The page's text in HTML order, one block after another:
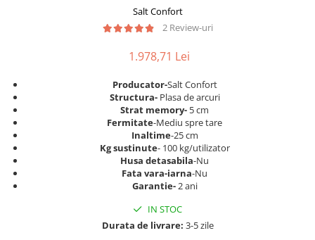
Saltele cu spuma poliuretanica
Saltele 160x200
Saltele 180x200
Top saltele
Top saltele 5 cm
Top saltele 10 cm
Top saltele memory 5 cm
Top saltele MemoHR 6.5 cm
Dulap birou
Birouri
Scaune pentru birou
Scaune pentru vizitatori
Scaune manager
Scaune pentru bucatarie
Salt Confort
2 Review-uri
1.978,71 Lei
Producator-Salt Confort
Structura-Plasa de arcuri
Strat memory- 5 cm
Fermitate-Mediu spre tare
Inaltime-25 cm
Kg sustinute- 100 kg/utilizator
Husa detasabila-Nu
Fata vara-iarna-Nu
Garantie-2 ani
IN STOC
Durata de livrare: 3-5 zile